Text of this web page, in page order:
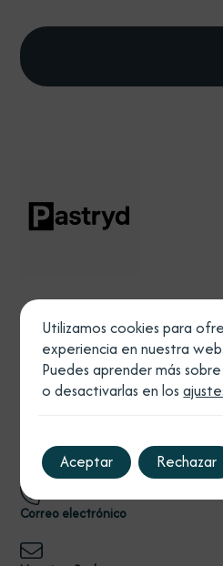
Legal
Política de privacidad
Política de cookies
Aviso legal
Teléfono
Correo electrónico
Utilizamos cookies para
experiencia en nuestra web.
Puedes aprender más
o desactivarlas en los
Aceptar Rechazar